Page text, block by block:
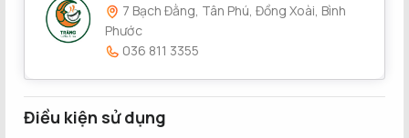
7 Bạch Đằng, Tân Phú, Đồng Xoài, Bình
Phước
036 811 3355
Điều kiện sử dụng